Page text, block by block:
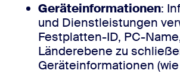
Geräteinformationen:
und Dienstleistungen
Festplatten-ID, PC-
Länderebene zu
Geräteinformationen